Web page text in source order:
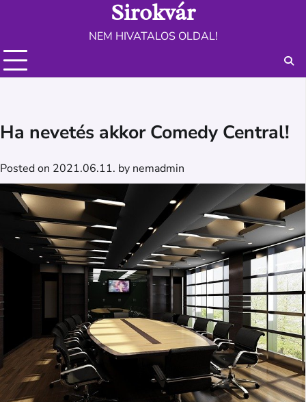
Sirokvár
NEM HIVATALOS OLDAL!
Ha nevetés akkor Comedy Central!
Posted on 2021.06.11. by nemadmin